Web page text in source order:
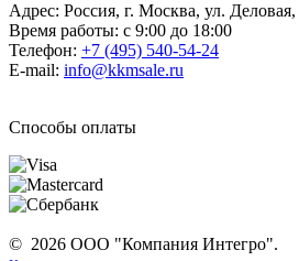
Адрес: Россия, г. Москва, ул.
Время работы: с 9:00 до 18:00
Телефон: +7 (495) 540-54-24
E-mail: info@kkmsale.ru
Способы оплаты
© 2026 ООО "Компания Интегро".